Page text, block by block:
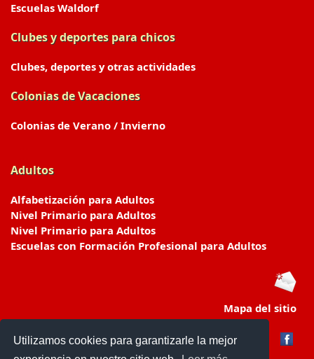
Utilizamos cookies para garantizarle la mejor
Escuelas Waldorf
Clubes y deportes para chicos
Clubes, deportes y otras actividades
Colonias de Vacaciones
Colonias de Verano / Invierno
Adultos
Alfabetización para Adultos
Nivel Primario para Adultos
Nivel Primario para Adultos
Escuelas con Formación Profesional para Adultos
Mapa del sitio